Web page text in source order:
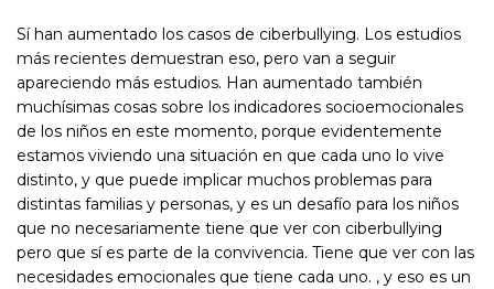
Sí han aumentado los casos de ciberbullying. Los estudios
más recientes demuestran eso, pero van a seguir
apareciendo más estudios. Han aumentado también
muchísimas cosas sobre los indicadores socioemocionales
de los niños en este momento, porque evidentemente
estamos viviendo una situación en que cada uno lo vive
distinto, y que puede implicar muchos problemas para
distintas familias y personas, y es un desafío para los niños
que no necesariamente tiene que ver con ciberbullying
pero que sí es parte de la convivencia. Tiene que ver con las
necesidades emocionales que tiene cada uno. , y eso es un